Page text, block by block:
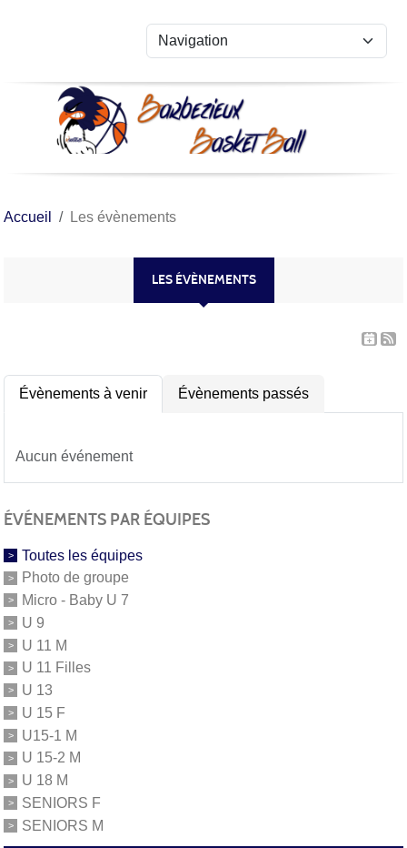
Accueil Les évènements
LES ÉVÈNEMENTS
Évènements à venir Évènements passés
Aucun événement
ÉVÉNEMENTS PAR ÉQUIPES
Toutes les équipes
Photo de groupe
Micro - Baby U 7
U 9
U 11 M
U 11 Filles
U 13
U 15 F
U15-1 M
U 15-2 M
U 18 M
SENIORS F
SENIORS M